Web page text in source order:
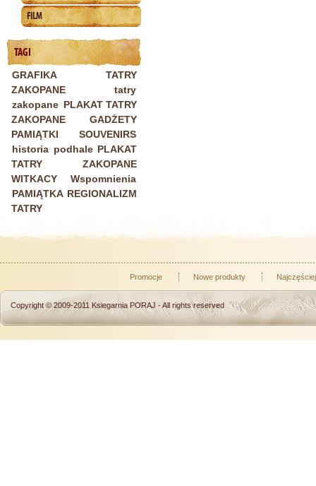
FILM
TAGI
GRAFIKA TATRY
ZAKOPANE
tatry
zakopane PLAKAT TATRY
ZAKOPANE
GADŻETY
PAMIĄTKI SOUVENIRS
historia podhale PLAKAT
TATRY ZAKOPANE
WITKACY
Wspomnienia
PAMIĄTKA REGIONALIZM
TATRY
Promocje Nowe produkty
Copyright © 2009-2011 Ksiegarnia PORAJ- All rights reserved